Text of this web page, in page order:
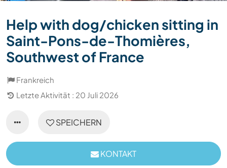
Help with dog/chicken sitting in
Saint-Pons-de-Thomières,
Southwest of France
Frankreich
Letzte Aktivität : 20 Juli 2026
SPEICHERN
KONTAKT